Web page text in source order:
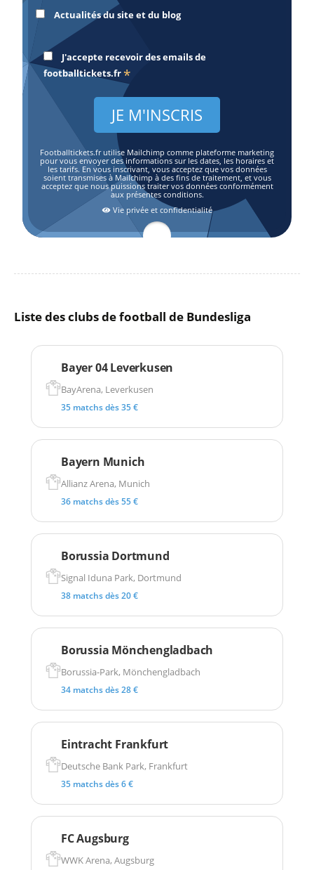
Actualités du site et du blog
J'accepte recevoir des emails de
footballtickets.fr *
Footballtickets.fr utilise Mailchimp comme plateforme marketing
pour vous envoyer des informations sur les dates, les horaires et
les tarifs. En vous inscrivant, vous acceptez que vos données
soient transmises à Mailchimp à des fins de traitement, et vous
acceptez que nous puissions traiter vos données conformément
aux présentes conditions.
Vie privée et confidentialité
Liste des clubs de football de Bundesliga
Bayer 04 Leverkusen
BayArena, Leverkusen
35 matchs dès 35 €
Bayern Munich
Allianz Arena, Munich
36 matchs dès 55 €
Borussia Dortmund
Signal Iduna Park, Dortmund
38 matchs dès 20 €
Borussia Mönchengladbach
Borussia-Park, Mönchengladbach
34 matchs dès 28 €
Eintracht Frankfurt
Deutsche Bank Park, Frankfurt
35 matchs dès 6 €
FC Augsburg
WWK Arena, Augsburg